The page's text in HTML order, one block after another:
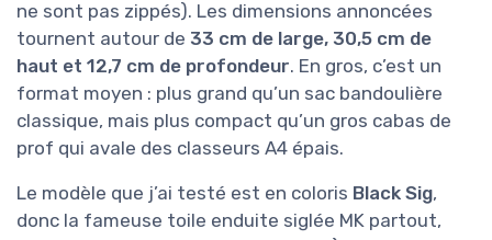
ne sont pas zippés). Les dimensions annoncées
tournent autour de 33 cm de large, 30,5 cm de
haut et 12,7 cm de profondeur. En gros, c’est un
format moyen : plus grand qu’un sac bandoulière
classique, mais plus compact qu’un gros cabas de
prof qui avale des classeurs A4 épais.
Le modèle que j’ai testé est en coloris Black Sig,
donc la fameuse toile enduite siglée MK partout,